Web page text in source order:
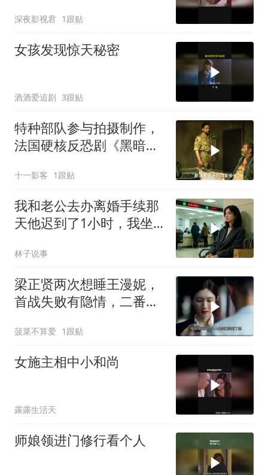
深夜影视君 1跟贴
女孩发现惊天秘密
酒酒爱追剧 3跟贴
特种部队参与拍摄制作，
法国硬核反恐剧《黑暗之
十一影客 1跟贴
我和老公去办离婚手续那
天他迟到了1小时，我坐
图片
林子说事
梁正贤两次想睡王漫妮，
首战失败有隐情，二番她
菠菜不算爱 1跟贴
女施主相中小和尚
露露生活天
师娘领进门修行看个人